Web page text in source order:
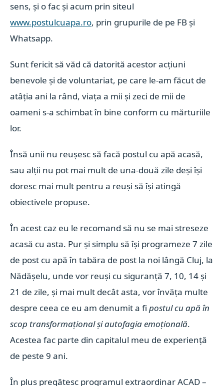
sens, și o fac și acum prin siteul
www.postulcuapa.ro, prin grupurile de pe FB și
Whatsapp.
Sunt fericit să văd că datorită acestor acțiuni
benevole și de voluntariat, pe care le-am făcut de
atâția ani la rând, viața a mii și zeci de mii de
oameni s-a schimbat în bine conform cu mărturiile
lor.
Însă unii nu reușesc să facă postul cu apă acasă,
sau alții nu pot mai mult de una-două zile deși își
doresc mai mult pentru a reuși să își atingă
obiectivele propuse.
În acest caz eu le recomand să nu se mai streseze
acasă cu asta. Pur și simplu să își programeze 7 zile
de post cu apă în tabăra de post la noi lângă Cluj, la
Nădășelu, unde vor reuși cu siguranță 7, 10, 14 și
21 de zile, și mai mult decât asta, vor învăța multe
despre ceea ce eu am denumit a fipostul cu apă în
scop transformațional și autofagia emoțională.
Acestea fac parte din capitalul meu de experiență
de peste 9 ani.
În plus pregătesc programul extraordinar ACAD –